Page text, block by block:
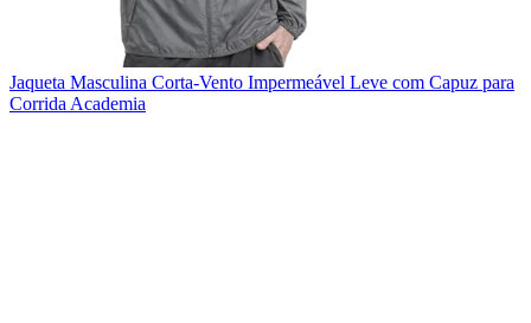
Jaqueta Masculina Corta-Vento Impermeável Leve com Capuz para
Corrida Academia